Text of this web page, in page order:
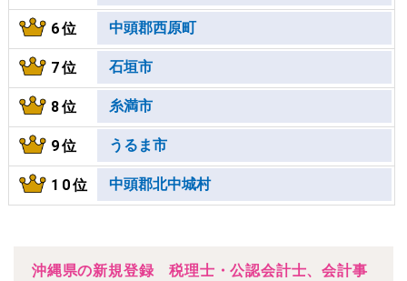
6位 中頭郡西原町
7位 石垣市
8位 糸満市
9位 うるま市
10位 中頭郡北中城村
沖縄県の新規登録 税理士・公認会計士、会計事